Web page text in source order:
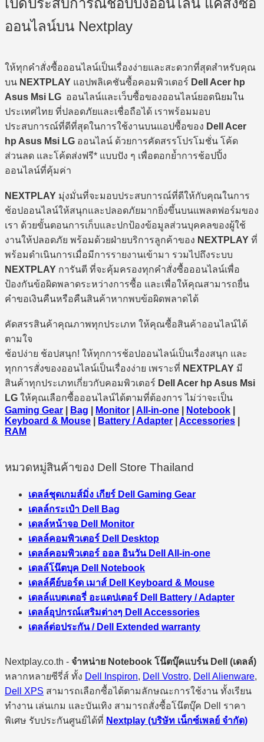
เปิดประสบการณ์ช้อปปิ้งออนไลน์ แค่สั่งซื้อ
ออนไลน์บน Nextplay
ให้ทุกคำสั่งซื้อออนไลน์เป็นเรื่องง่ายและสะดวกที่สุดสำหรับคุณ
บน NEXTPLAY แอปพลิเคชันซื้อคอมพิวเตอร์ Dell Acer hp
Asus Msi LG ออนไลน์และเว็บซื้อของออนไลน์ยอดนิยมใน
ประเทศไทย ที่ปลอดภัยและเชื่อถือได้ เราพร้อมมอบ
ประสบการณ์ที่ดีที่สุดในการใช้งานบนแอปซื้อของ Dell Acer
hp Asus Msi LG ออนไลน์ ด้วยการคัดสรรโปรโมชั่น โค้ด
ส่วนลด และโค้ดส่งฟรี* แบบปัง ๆ เพื่อตอกย้ำการช้อปปิ้ง
ออนไลน์ที่คุ้มค่า
NEXTPLAY มุ่งมั่นที่จะมอบประสบการณ์ที่ดีให้กับคุณในการ
ช้อปออนไลน์ให้สนุกและปลอดภัยมากยิ่งขึ้นบนแพลตฟอร์มของ
เรา ด้วยขั้นตอนการเก็บและปกป้องข้อมูลส่วนบุคคลของผู้ใช้
งานให้ปลอดภัย พร้อมด้วยฝ่ายบริการลูกค้าของ NEXTPLAY ที่
พร้อมดำเนินการเมื่อมีการรายงานเข้ามา รวมไปถึงระบบ
NEXTPLAY การันตี ที่จะคุ้มครองทุกคำสั่งซื้อออนไลน์เพื่อ
ป้องกันข้อผิดพลาดระหว่างการซื้อ และเพื่อให้คุณสามารถยื่น
คำขอเงินคืนหรือคืนสินค้าหากพบข้อผิดพลาดได้
คัดสรรสินค้าคุณภาพทุกประเภท ให้คุณซื้อสินค้าออนไลน์ได้
ตามใจ
ช้อปง่าย ช้อปสนุก! ให้ทุกการช้อปออนไลน์เป็นเรื่องสนุก และ
ทุกการสั่งของออนไลน์เป็นเรื่องง่าย เพราะที่ NEXTPLAY มี
สินค้าทุกประเภทเกี่ยวกับคอมพิวเตอร์ Dell Acer hp Asus Msi
LG ให้คุณเลือกซื้อออนไลน์ได้ตามที่ต้องการ ไม่ว่าจะเป็น
Gaming Gear
Bag Monitor All-in-one Notebook
Keyboard & Mouse
Battery / Adapter Accessories
RAM
หมวดหมู่สินค้าของ Dell Store Thailand
เดลล์ชุดเกมส์มิ่ง เกียร์ Dell Gaming Gear
เดลล์กระเป๋า Dell Bag
เดลล์หน้าจอ Dell Monitor
เดลล์คอมพิวเตอร์ Dell Desktop
เดลล์คอมพิวเตอร์ ออล อินวัน Dell All-in-one
เดลล์โน๊ตบุค Dell Notebook
เดลล์คีย์บอร์ด เมาส์ Dell Keyboard & Mouse
เดลล์แบตเตอรี่ อะแดปเตอร์ Dell Battery / Adapter
เดลล์อุปกรณ์เสริมต่างๆ Dell Accessories
เดลล์ต่อประกัน / Dell Extended warranty
Nextplay.co.th - จำหน่าย Notebook โน๊ตบุ๊คแบร์น Dell (เดลล์)
หลากหลายซีรี่ส์ ทั้ง Dell Inspiron, Dell Vostro, Dell Alienware,
Dell XPS สามารถเลือกซื้อได้ตามลักษณะการใช้งาน ทั้งเรียน
ทำงาน เล่นเกม และบันเทิง สามารถสั่งซื้อโน๊ตบุ๊ค Dell ราคา
พิเศษ รับประกันศูนย์ได้ที่ Nextplay (บริษัท เน็กซ์เพลย์ จำกัด)